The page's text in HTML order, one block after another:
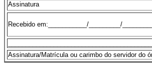
Assinatura
Recebido em:___________/_________/
Assinatura/Matrícula ou carimbo do servidor do